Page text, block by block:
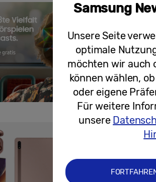
12.11.2020
Die
ab
Samsung
Unsere Seite
optimale
möchten wir auch
können wählen,
oder eigene
Für weitere
unsere